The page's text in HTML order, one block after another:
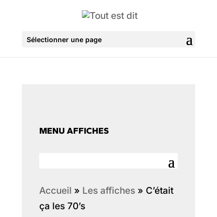
Sélectionner une page
MENU AFFICHES
Accueil » Les affiches» C’était
ça les 70’s